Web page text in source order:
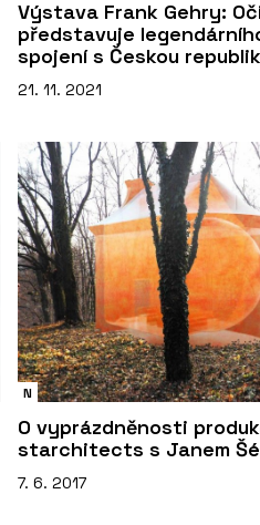
Výstava Frank Gehry:
představuje
spojení s Českou
21. 11. 2021
N
O vyprázdněnosti
starchitects s Janem
7. 6. 2017